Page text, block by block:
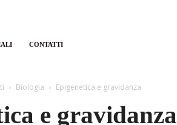
CONTATTI
Biologia Epigenetica e gravidanza
e gravidanza